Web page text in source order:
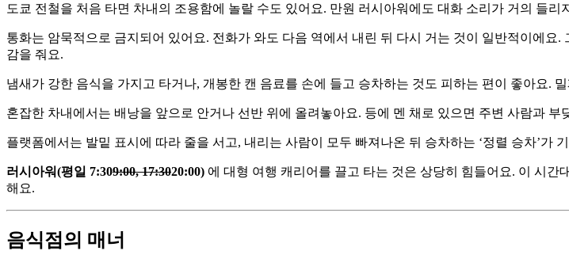
도쿄 전철을 처음 타면 차내의 조용함에 놀랄 수도 있어요. 만원 러시아워에도 대화 소리가 거의 들리
통화는 암묵적으로 금지되어 있어요. 전화가 와도 다음 역에서 내린 뒤 다시 거는 것이 일반적이에
감을 줘요.
냄새가 강한 음식을 가지고 타거나, 개봉한 캔 음료를 손에 들고 승차하는 것도 피하는 편이 좋아요.
혼잡한 차내에서는 배낭을 앞으로 안거나 선반 위에 올려놓아요. 등에 멘 채로 있으면 주변 사람과
플랫폼에서는 발밑 표시에 따라 줄을 서고, 내리는 사람이 모두 빠져나온 뒤 승차하는 ‘정렬 승차’가
러시아워(평일 7:309:00, 17:3020:00) 에 대형 여행 캐리어를 끌고 타는 것은 상당히 힘들어요. 이 시간
해요.
음식점의 매너